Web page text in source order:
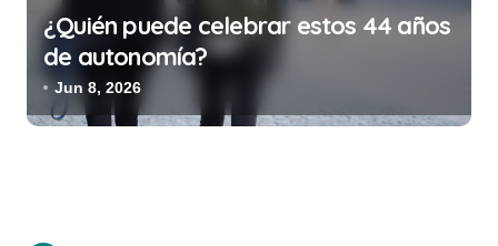
¿Quién puede celebrar estos 44 años
de autonomía?
Jun 8, 2026